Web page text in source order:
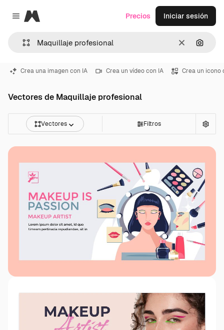
Close menu
Magnific
Borrar
Precios Iniciar sesión
Crea una imagen con IA Crea un vídeo con IA Crea un icono
Vectores de Maquillaje profesional
Vectores Filtros